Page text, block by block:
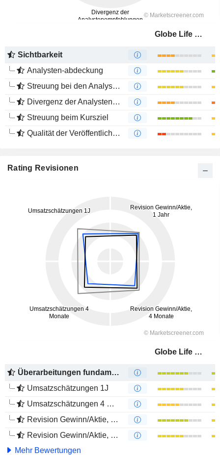
Globe Life Inc.
Sichtbarkeit
Analysten-abdeckung
Streuung bei den Analystenmeinungen
Divergenz der Analystenempfehlungen
Streuung beim Kursziel
Qualität der Veröffentlichungen
Rating Revisionen
Globe Life Inc.
Überarbeitungen fundamentaler Schätzungen
Umsatzschätzungen 1J
Umsatzschätzungen 4 Monate
Revision Gewinn/Aktie, 1 Jahr
Revision Gewinn/Aktie, 4 Monate
Mehr Bewertungen